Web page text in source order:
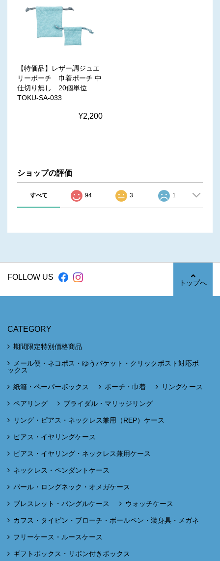
【特価品】レザー調ジュエ
リーポーチ 巾着ポーチ 中
仕切り無し 20個単位
TOKU-SA-033
¥2,200
ショップの評価
すべて 94 3 1
FOLLOW US
トップへ
CATEGORY
期間限定特別価格商品
メール便・ネコポス・ゆうパケット・クリックポスト対応ボ
ックス
紙箱・ペーパーボックス ポーチ・巾着 リングケース
ペアリング ブライダル・マリッジリング
リング・ピアス・ネックレス兼用（REP）ケース
ピアス・イヤリングケース
ピアス・イヤリング・ネックレス兼用ケース
ネックレス・ペンダントケース
パール・ロングネック・オメガケース
ブレスレット・バングルケース ウォッチケース
カフス・タイピン・ブローチ・ボールペン・装身具・メガネ
フリーケース・ルースケース
ギフトボックス・リボン付きボックス